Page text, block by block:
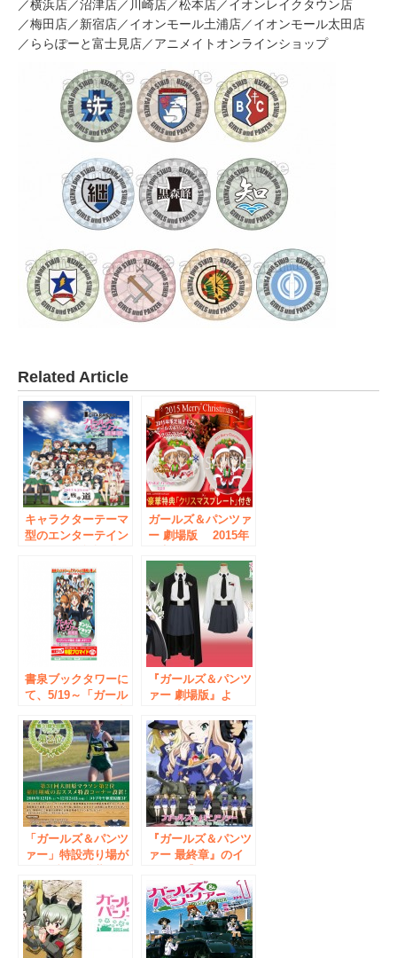
／横浜店／沼津店／川崎店／松本店／イオンレイクタウン店
／梅田店／新宿店／イオンモール土浦店／イオンモール太田店
／ららぽーと富士見店／アニメイトオンラインショップ
Related Article
キャラクターテーマ
型のエンターテイン
フェ＆バー
CHARACRO」カフ
ェ＆バー
CHARACRO feat. ガ
ールズ＆パンツァー
劇場版 4月21日
（金） 東京・秋葉
原にオープン！
ガールズ＆パンツァ
ー 劇場版 2015年
キ発売！
書泉ブックタワーに
て、5/19～「ガール
場版」オンリーショ
ップを開催中！
『ガールズ＆パンツ
ァー 劇場版』よ
高校女子制服」がコ
スパティオから登
場！
「ガールズ＆パンツ
ァー」特設売り場が
に出現！ あの宣伝
ランナー稲田翔威が
プロデュース＆売り
場にも登場
『ガールズ＆パンツ
ァー 最終章』のイ
SHOP in ボークス
秋葉原ホビー天国】
がボークス秋葉原ホ
ビー天国にて開催決
定！